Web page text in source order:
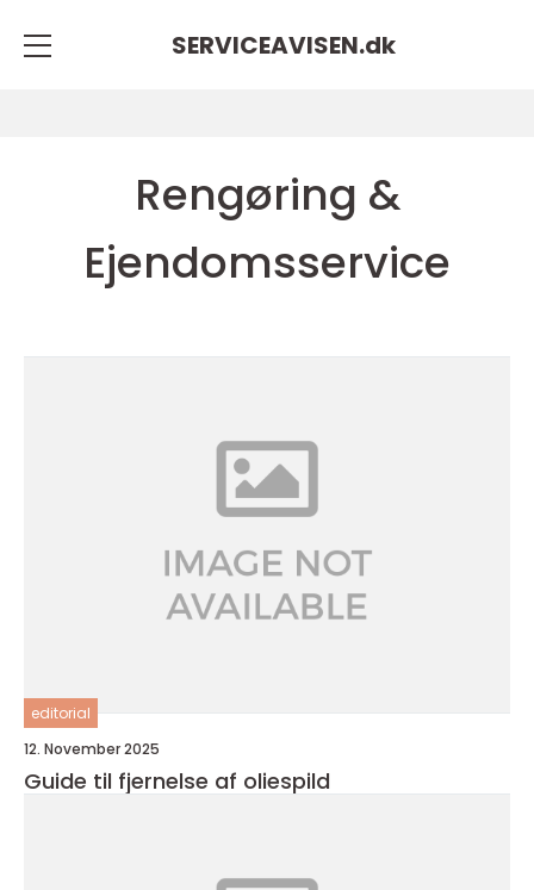
SERVICEAVISEN.dk
Rengøring &
Ejendomsservice
editorial
12. November 2025
Guide til fjernelse af oliespild